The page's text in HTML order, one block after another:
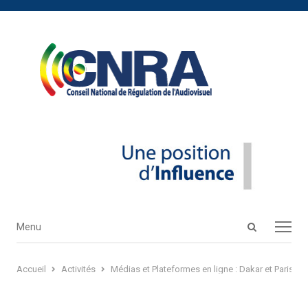
Open
Menu
Menu
Accueil Activités Médias et Plateformes en ligne : Dakar et Paris